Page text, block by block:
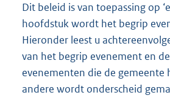
Dit beleid is van toepassing op
hoofdstuk wordt het begrip
Hieronder leest u
van het begrip evenement en
evenementen die de gemeente
andere wordt onderscheid